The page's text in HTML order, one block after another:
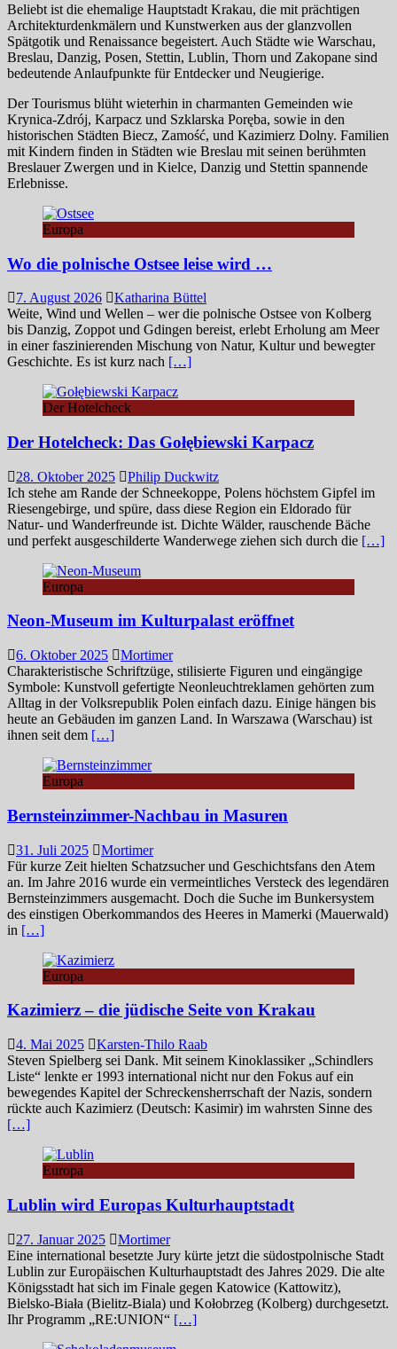
Beliebt ist die ehemalige Hauptstadt Krakau, die mit prächtigen
Architekturdenkmälern und Kunstwerken aus der glanzvollen
Spätgotik und Renaissance begeistert. Auch Städte wie Warschau,
Breslau, Danzig, Posen, Stettin, Lublin, Thorn und Zakopane sind
bedeutende Anlaufpunkte für Entdecker und Neugierige.
Der Tourismus blüht wieterhin in charmanten Gemeinden wie
Krynica-Zdrój, Karpacz und Szklarska Poręba, sowie in den
historischen Städten Biecz, Zamość, und Kazimierz Dolny. Familien
mit Kindern finden in Städten wie Breslau mit seinen berühmten
Breslauer Zwergen und in Kielce, Danzig und Stettin spannende
Erlebnisse.
Europa
Wo die polnische Ostsee leise wird …
7. August 2026
Katharina Büttel
Weite, Wind und Wellen – wer die polnische Ostsee von Kolberg
bis Danzig, Zoppot und Gdingen bereist, erlebt Erholung am Meer
in einer faszinierenden Mischung von Natur, Kultur und bewegter
Geschichte. Es ist kurz nach […]
Der Hotelcheck
Der Hotelcheck: Das Gołębiewski Karpacz
28. Oktober 2025
Philip Duckwitz
Ich stehe am Rande der Schneekoppe, Polens höchstem Gipfel im
Riesengebirge, und spüre, dass diese Region ein Eldorado für
Natur- und Wanderfreunde ist. Dichte Wälder, rauschende Bäche
und perfekt ausgeschilderte Wanderwege ziehen sich durch die […]
Europa
Neon-Museum im Kulturpalast eröffnet
6. Oktober 2025
Mortimer
Charakteristische Schriftzüge, stilisierte Figuren und eingängige
Symbole: Kunstvoll gefertigte Neonleuchtreklamen gehörten zum
Alltag in der Volksrepublik Polen einfach dazu. Einige hängen bis
heute an Gebäuden im ganzen Land. In Warszawa (Warschau) ist
ihnen seit dem […]
Europa
Bernsteinzimmer-Nachbau in Masuren
31. Juli 2025
Mortimer
Für kurze Zeit hielten Schatzsucher und Geschichtsfans den Atem
an. Im Jahre 2016 wurde ein vermeintliches Versteck des legendären
Bernsteinzimmers ausgemacht. Doch die Suche im Bunkersystem
des einstigen Oberkommandos des Heeres in Mamerki (Mauerwald)
in […]
Europa
Kazimierz – die jüdische Seite von Krakau
4. Mai 2025
Karsten-Thilo Raab
Steven Spielberg sei Dank. Mit seinem Kinoklassiker „Schindlers
Liste“ lenkte er 1993 international nicht nur den Fokus auf ein
bewegendes Kapitel der Schreckensherrschaft der Nazis, sondern
rückte auch Kazimierz (Deutsch: Kasimir) im wahrsten Sinne des
[…]
Europa
Lublin wird Europas Kulturhauptstadt
27. Januar 2025
Mortimer
Eine international besetzte Jury kürte jetzt die südostpolnische Stadt
Lublin zur Europäischen Kulturhauptstadt des Jahres 2029. Die alte
Königsstadt hat sich im Finale gegen Katowice (Kattowitz),
Bielsko-Biała (Bielitz-Biala) und Kołobrzeg (Kolberg) durchgesetzt.
Ihr Programm „RE:UNION“ […]